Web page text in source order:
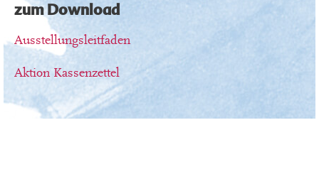
zum Download
Ausstellungsleitfaden
Aktion Kassenzettel